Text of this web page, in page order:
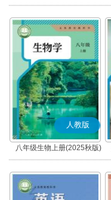
秋版)(部编版)
人教版
八年级生物上册(2025秋版)